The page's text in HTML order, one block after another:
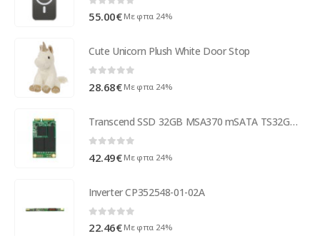
55.00€ Με φπα 24%
Cute Unicorn Plush White Door Stop
28.68€ Με φπα 24%
Transcend SSD 32GB MSA370 mSATA TS32GMSA370
42.49€ Με φπα 24%
Inverter CP352548-01-02A
0 out of 5
22.46€ Με φπα 24%